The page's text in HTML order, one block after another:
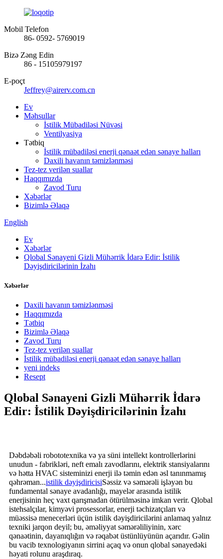
Mobil Telefon
86- 0592- 5769019
Bizə Zəng Edin
86 - 15105979197
E-poçt
Jeffrey@airerv.com.cn
Ev
Məhsullar
İstilik Mübadiləsi Nüvəsi
Ventilyasiya
Tətbiq
İstilik mübadiləsi enerji qənaət edən sənaye halları
Daxili havanın təmizlənməsi
Tez-tez verilən suallar
Haqqımızda
Zavod Turu
Xəbərlər
Bizimlə Əlaqə
English
Ev
Xəbərlər
Qlobal Sənayeni Gizli Mühərrik İdarə Edir: İstilik
Dəyişdiricilərinin İzahı
Xəbərlər
Daxili havanın təmizlənməsi
Haqqımızda
Tətbiq
Bizimlə Əlaqə
Zavod Turu
Tez-tez verilən suallar
İstilik mübadiləsi enerji qənaət edən sənaye halları
yeni indeks
Resept
Qlobal Sənayeni Gizli Mühərrik İdarə
Edir: İstilik Dəyişdiricilərinin İzahı
Dəbdəbəli robototexnika və ya süni intellekt kontrollerlərini
unudun - fabrikləri, neft emalı zavodlarını, elektrik stansiyalarını
və hətta HVAC sisteminizi enerji ilə təmin edən əsl tanınmamış
qəhrəman...istilik dəyişdiricisiSəssiz və səmərəli işləyən bu
fundamental sənaye avadanlığı, mayelər arasında istilik
enerjisinin heç vaxt qarışmadan ötürülməsinə imkan verir. Qlobal
istehsalçılar, kimyəvi prosessorlar, enerji təchizatçıları və
müəssisə menecerləri üçün istilik dəyişdiricilərini anlamaq yalnız
texniki jarqon deyil; bu, əməliyyat səmərəliliyinin, xərc
qənaətinin, dayanıqlığın və rəqabət üstünlüyünün açarıdır. Gəlin
bu vacib texnologiyanın sirrini açaq və onun qlobal sənayedəki
həyati rolunu araşdıraq.